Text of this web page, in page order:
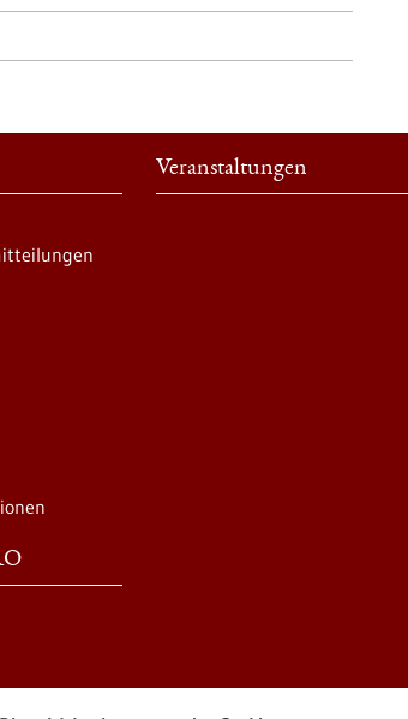
Veranstaltungen